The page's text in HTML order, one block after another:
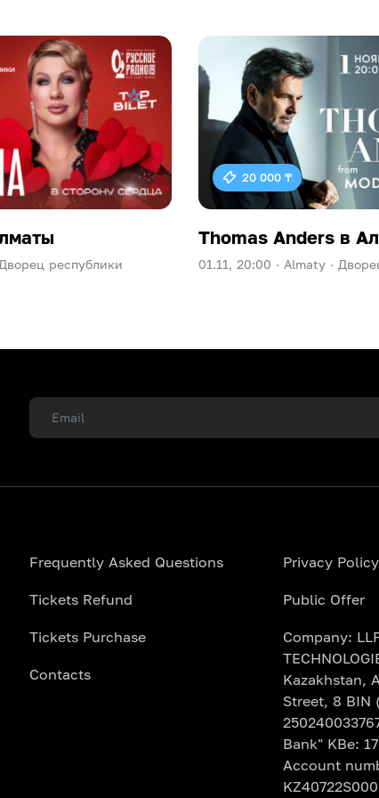
Дворец республики
20 000 ₸
Thomas Anders в
01.11, 20:00 · Almaty ·
Frequently Asked Questions
Tickets Refund
Tickets Purchase
Contacts
Privacy Policy
Public Offer
Company:
Kazakhstan,
Street, 8 BIN
Bank" KBe:
Account